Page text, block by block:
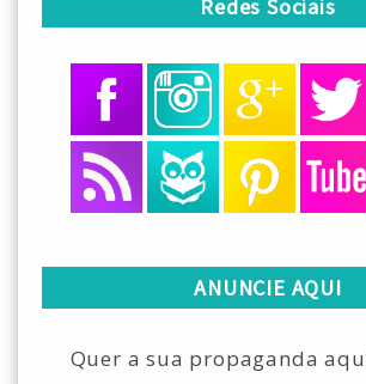
Redes Sociais
ANUNCIE AQUI
Quer a sua propaganda